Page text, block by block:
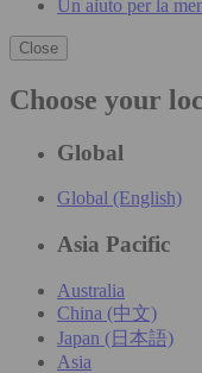
Un aiuto per la
Close
Choose your
Global
Global (English)
Asia Pacific
Australia
China (中文)
Japan (日本語)
Asia